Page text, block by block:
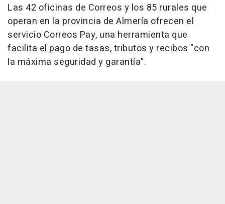
Las 42 oficinas de Correos y los 85 rurales que
operan en la provincia de Almería ofrecen el
servicio Correos Pay, una herramienta que
facilita el pago de tasas, tributos y recibos "con
la máxima seguridad y garantía".